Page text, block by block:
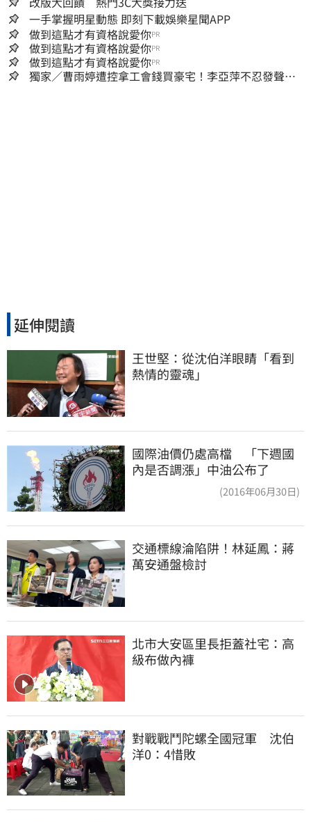
一手掌握明星動態 即刻下載娛樂星聞APP
做到這點才有資格說愛你PR
做到這點才有資格說愛你PR
做到這點才有資格說愛你PR
獨家／曹雨婷遭控拿工會錢買豪宅！李亞萍不忍發聲：
延伸閱讀
王世堅：從沈伯洋眼睛「看到
熱情的靈魂」
國際油價仍處高檔 「下週國
內是否調漲」中油公布了
(2016年06月30日)
交通標線淪陷阱！林延鳳：蔣
萬安通盤檢討
北市大安區里長拒蓋社宅：高
級布做內褲
對戰戰鬥陀螺全國冠軍　沈伯
洋0：4惜敗